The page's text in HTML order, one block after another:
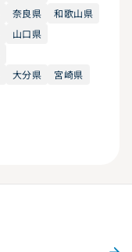
奈良県
和歌山県
山口県
大分県
宮崎県